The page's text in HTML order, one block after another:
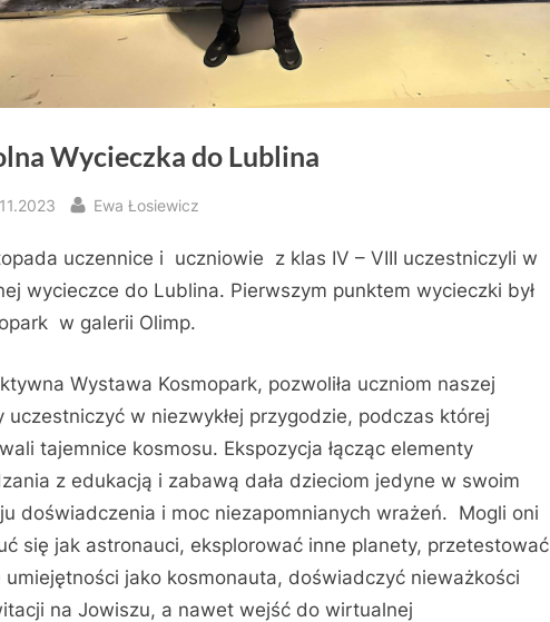
Wycieczka do Lublina
By
Ewa Łosiewicz
uczennice i uczniowie z klas IV – VIII uczestniczyli w
wycieczce do Lublina. Pierwszym punktem wycieczki był
w galerii Olimp.
Wystawa Kosmopark, pozwoliła uczniom naszej
uczestniczyć w niezwykłej przygodzie, podczas której
tajemnice kosmosu. Ekspozycja łącząc elementy
z edukacją i zabawą dała dzieciom jedyne w swoim
doświadczenia i moc niezapomnianych wrażeń. Mogli oni
się jak astronauci, eksplorować inne planety, przetestować
umiejętności jako kosmonauta, doświadczyć nieważkości
na Jowiszu, a nawet wejść do wirtualnej